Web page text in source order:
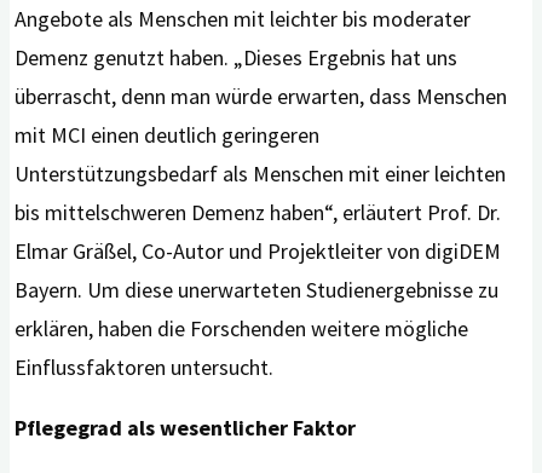
Angebote als Menschen mit leichter bis moderater
Demenz genutzt haben. „Dieses Ergebnis hat uns
überrascht, denn man würde erwarten, dass Menschen
mit MCI einen deutlich geringeren
Unterstützungsbedarf als Menschen mit einer leichten
bis mittelschweren Demenz haben“, erläutert Prof. Dr.
Elmar Gräßel, Co-Autor und Projektleiter von digiDEM
Bayern. Um diese unerwarteten Studienergebnisse zu
erklären, haben die Forschenden weitere mögliche
Einflussfaktoren untersucht.
Pflegegrad als wesentlicher Faktor